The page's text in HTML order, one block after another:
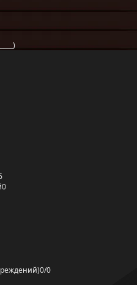
0
0/0